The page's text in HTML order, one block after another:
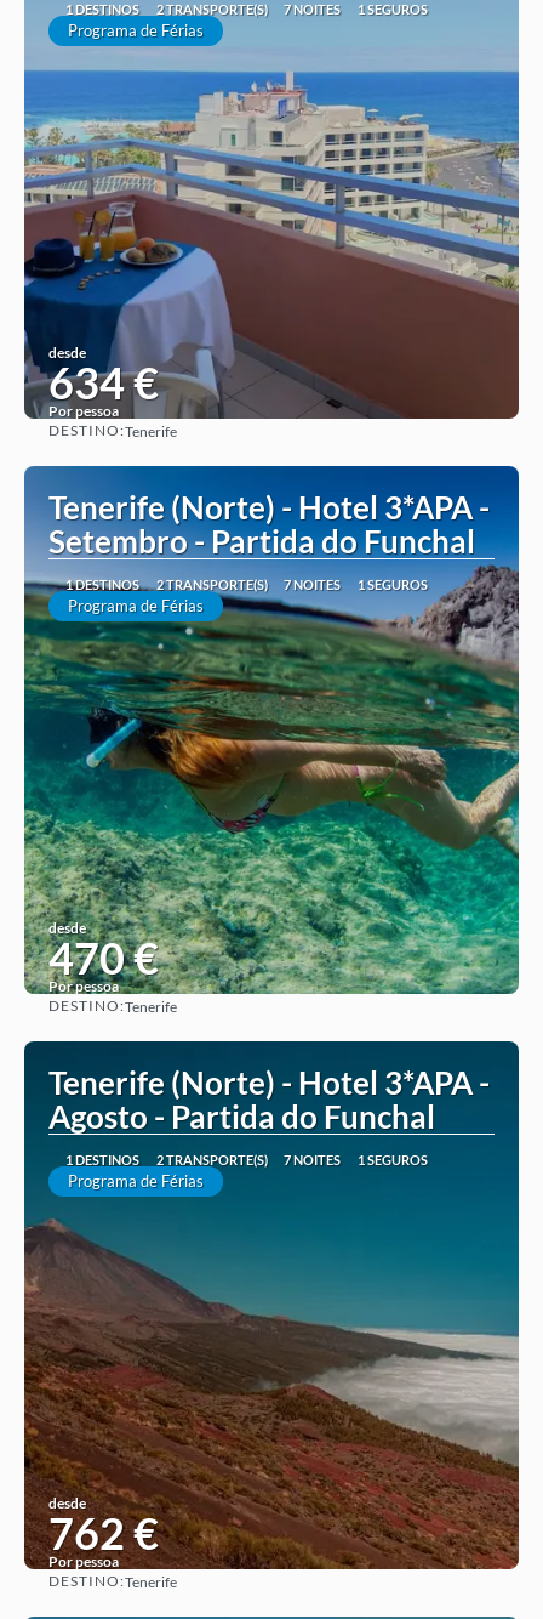
1 DESTINOS 2 TRANSPORTE(S) 7 NOITES 1 SEGUROS
Programa de Férias
desde
634 €
Por pessoa
DESTINO:Tenerife
Tenerife (Norte) - Hotel 3*APA -
Setembro - Partida do Funchal
1 DESTINOS 2 TRANSPORTE(S) 7 NOITES 1 SEGUROS
Programa de Férias
desde
470 €
Por pessoa
DESTINO:Tenerife
Tenerife (Norte) - Hotel 3*APA -
Agosto - Partida do Funchal
1 DESTINOS 2 TRANSPORTE(S) 7 NOITES 1 SEGUROS
Programa de Férias
desde
762 €
Por pessoa
DESTINO:Tenerife